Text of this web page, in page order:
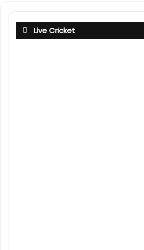
Live Cricket